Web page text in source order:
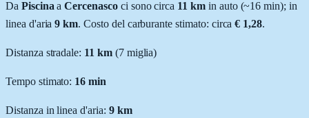
Da Piscina aCercenascoci sono circa 11 kmin auto (~16 min); in
linea d'aria9 km. Costo del carburante stimato: circa € 1,28.
Distanza stradale: 11 km (7miglia)
Tempo stimato: 16 min
Distanza in linea d'aria: 9km